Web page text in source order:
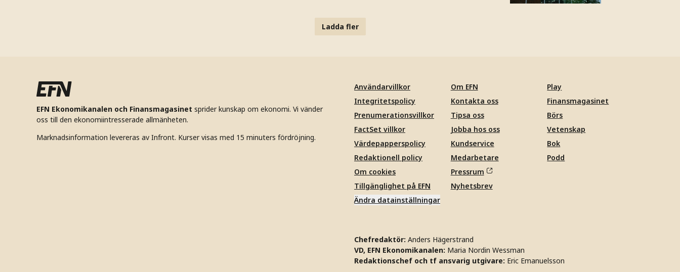
Ladda fler
EFN Ekonomikanalen och Finansmagasinet sprider kunskap om ekonomi. Vi vänder
oss till den ekonomiintresserade allmänheten.
Marknadsinformation levereras av Infront. Kurser visas med 15 minuters fördröjning.
Användarvillkor
Integritetspolicy
Prenumerationsvillkor
FactSet villkor
Värdepapperspolicy
Redaktionell policy
Om cookies
Tillgänglighet på EFN
Ändra datainställningar
Om EFN
Kontakta oss
Tipsa oss
Jobba hos oss
Kundservice
Medarbetare
Pressrum
Nyhetsbrev
Play
Finansmagasinet
Börs
Vetenskap
Bok
Podd
Chefredaktör: Anders Hägerstrand
VD, EFN Ekonomikanalen: Maria Nordin Wessman
Redaktionschef och tf ansvarig utgivare: Eric Emanuelsson